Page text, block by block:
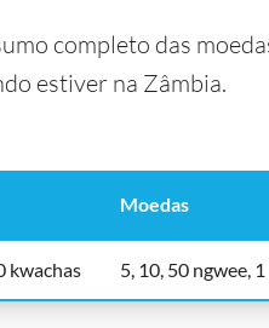
completo das
estiver na Zâmbia.
Moedas
kwachas 5, 10, 50 ngwee,